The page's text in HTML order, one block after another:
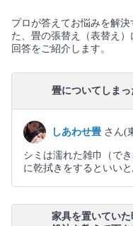
プロが答えてお悩みを解
た、畳の張替え（表替え
回答をご紹介します。
畳についてしま
しあわせ畳 さん(
シミは濡れた雑巾（で
に乾拭きをするといいと
家具を置いてい